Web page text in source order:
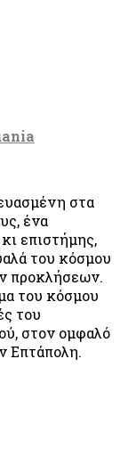
στα
ένα
επιστήμης,
του κόσμου
προκλήσεων.
του κόσμου
του
στον ομφαλό
Επτάπολη.